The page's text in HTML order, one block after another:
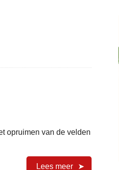
opruimen van de velden
Lees meer